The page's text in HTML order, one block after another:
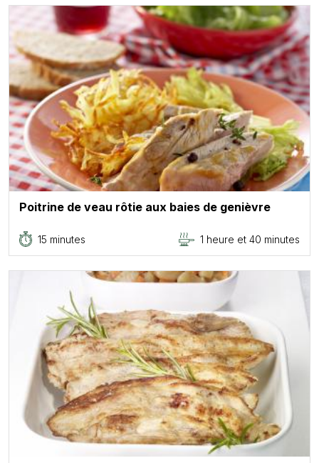
Poitrine de veau rôtie aux baies de genièvre
15 minutes 1 heure et 40 minutes